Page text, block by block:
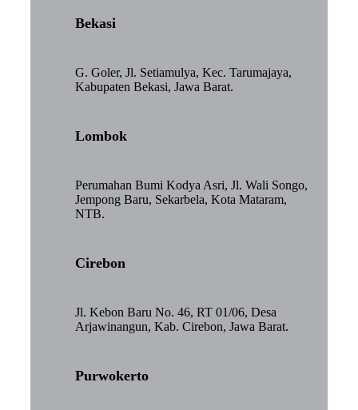
Bekasi
G. Goler, Jl. Setiamulya, Kec. Tarumajaya,
Kabupaten Bekasi, Jawa Barat.
Lombok
Perumahan Bumi Kodya Asri, Jl. Wali Songo,
Jempong Baru, Sekarbela, Kota Mataram,
NTB.
Cirebon
Jl. Kebon Baru No. 46, RT 01/06, Desa
Arjawinangun, Kab. Cirebon, Jawa Barat.
Purwokerto